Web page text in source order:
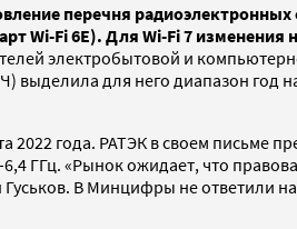
перечня
Wi-Fi 6E). Для Wi-Fi 7
электробытовой и
выделила для него диапазон
2022 года. РАТЭК в своем
ГГц. «Рынок ожидает, что
В Минцифры не ответили